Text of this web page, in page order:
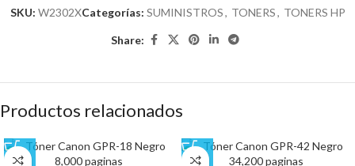
SKU: W2302XCategorías: SUMINISTROS, TONERS, TONERS HP
Share:
Productos relacionados